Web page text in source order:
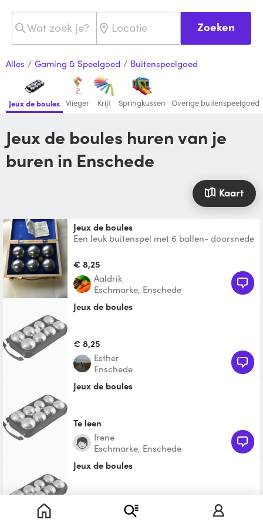
Zoeken
Alles / Gaming & Speelgoed / Buitenspeelgoed
Jeux de boules Vlieger Krijt Springkussen Overige buitenspeelgoed
Jeux de boules huren van je
buren in Enschede
Kaart
Jeux de boules
Een leuk buitenspel met 6 ballen- doorsnede
stevige koffer
€ 8,25
Aaldrik
Eschmarke, Enschede
Jeux de boules
€ 8,25
Esther
Enschede
Jeux de boules
Te leen
Irene
Eschmarke, Enschede
Jeux de boules